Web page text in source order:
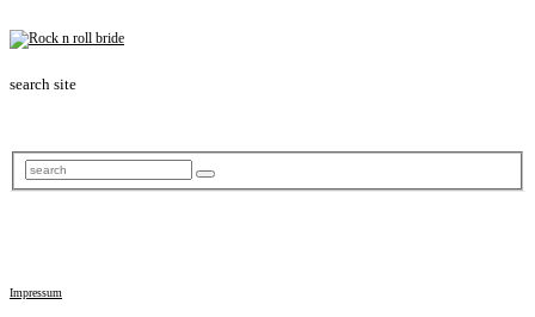
search site
Impressum